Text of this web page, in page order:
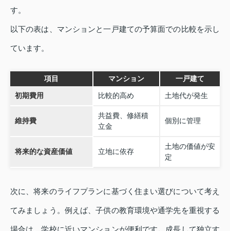
す。
以下の表は、マンションと一戸建ての予算面での比較を示し
ています。
項目 マンション 一戸建て
初期費用 比較的高め 土地代が発生
維持費
共益費、修繕積
立金
個別に管理
将来的な資産価値 立地に依存
土地の価値が安
定
次に、将来のライフプランに基づく住まい選びについて考え
てみましょう。例えば、子供の教育環境や通学先を重視する
場合は、学校に近いマンションが便利です。成長して独立す